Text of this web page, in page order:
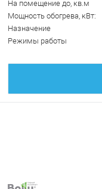
На помещение до, кв.м
Мощность обогрева, кВт:
Назначение
Режимы работы